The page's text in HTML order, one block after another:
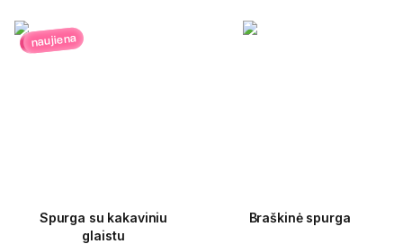
naujiena
Spurga su kakaviniu
glaistu
Braškinė spurga